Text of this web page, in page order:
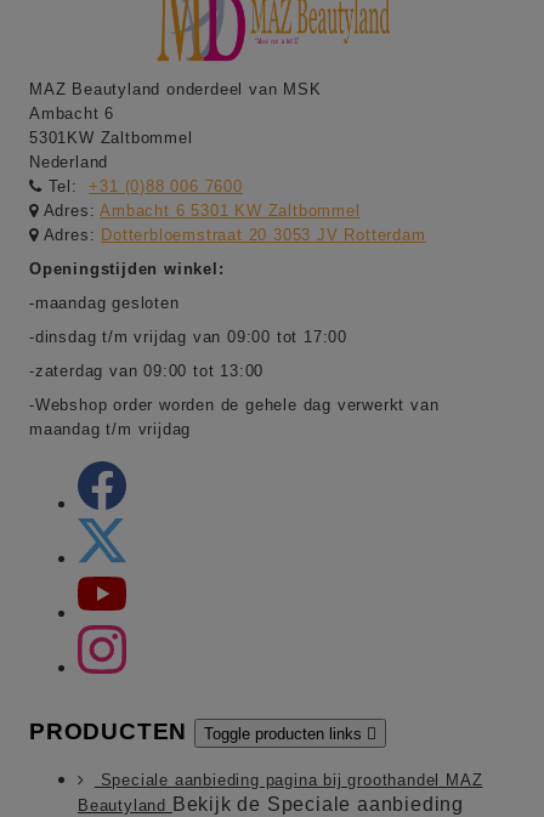
MAZ Beautyland onderdeel van MSK
Ambacht 6
5301KW Zaltbommel
Nederland
Tel:
+31 (0)88 006 7600
Adres:Ambacht 6 5301 KW Zaltbommel
Adres: Dotterbloemstraat 20 3053 JV Rotterdam
Openingstijden winkel:
-maandag gesloten
-dinsdag t/m vrijdag van 09:00 tot 17:00
-zaterdag van 09:00 tot 13:00
-Webshop order worden de gehele dag verwerkt van
maandag t/m vrijdag
PRODUCTEN Toggle producten links 
Speciale aanbieding pagina bij groothandel MAZ
Beautyland
Bekijk de Speciale aanbieding